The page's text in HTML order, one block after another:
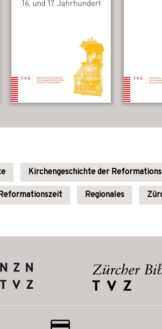
Kirchengeschichte der
Regionales